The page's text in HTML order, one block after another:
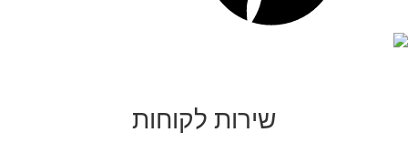
שירות לקוחות